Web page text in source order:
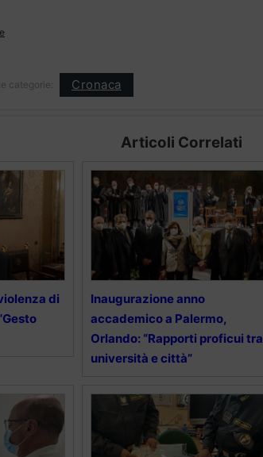
categorie: Cronaca
Articoli Correlati
di
Inaugurazione anno
accademico a Palermo,
Orlando: “Rapporti proficui tra
università e città”